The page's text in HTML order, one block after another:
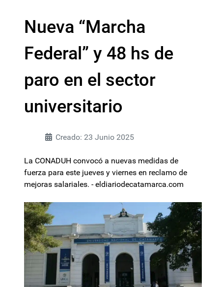
Nueva “Marcha
Federal” y 48 hs de
paro en el sector
universitario
Creado: 23 Junio 2025
La CONADUH convocó a nuevas medidas de
fuerza para este jueves y viernes en reclamo de
mejoras salariales. - eldiariodecatamarca.com